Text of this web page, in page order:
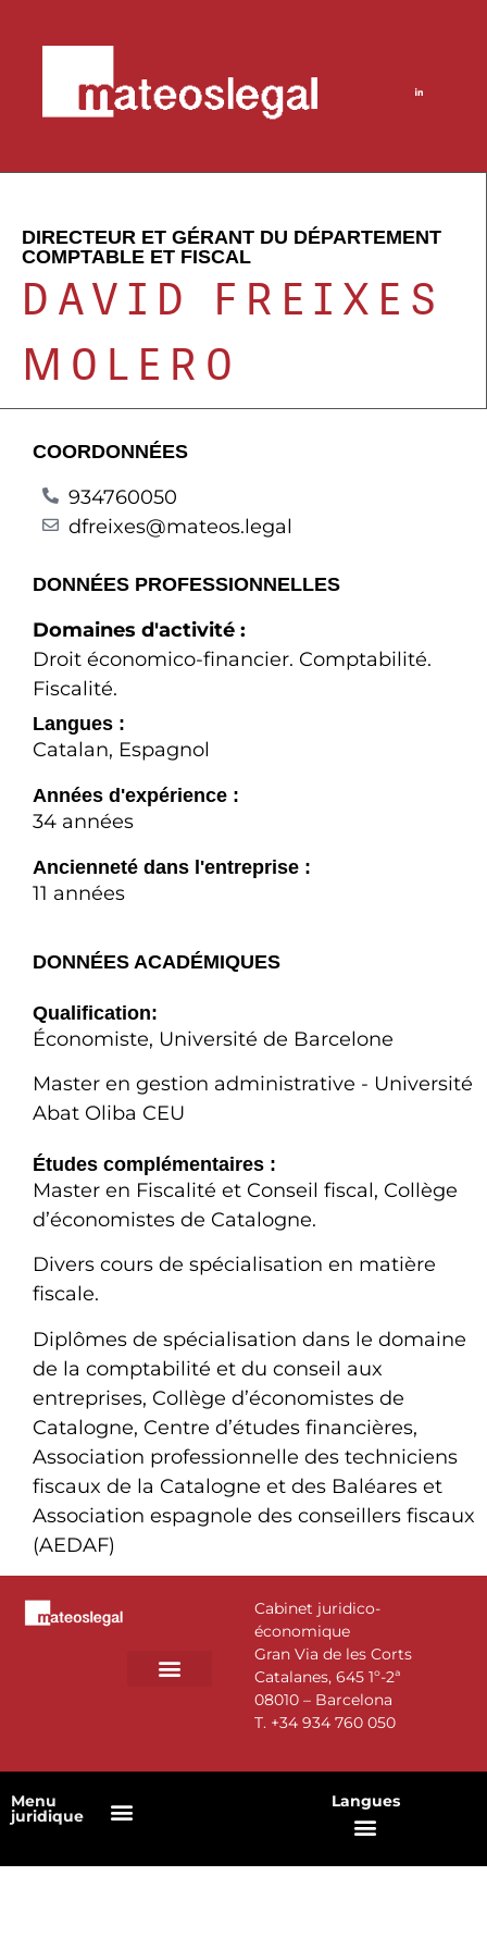
DIRECTEUR ET GÉRANT DU DÉPARTEMENT
COMPTABLE ET FISCAL
DAVID FREIXES
MOLERO
COORDONNÉES
934760050
dfreixes@mateos.legal
DONNÉES PROFESSIONNELLES
Domaines d'activité :
Droit économico-financier. Comptabilité.
Fiscalité.
Langues :
Catalan, Espagnol
Années d'expérience :
34 années
Ancienneté dans l'entreprise :
11 années
DONNÉES ACADÉMIQUES
Qualification:
Économiste, Université de Barcelone
Master en gestion administrative - Université
Abat Oliba CEU
Études complémentaires :
Master en Fiscalité et Conseil fiscal, Collège
d’économistes de Catalogne.
Divers cours de spécialisation en matière
fiscale.​
Diplômes de spécialisation dans le domaine
de la comptabilité et du conseil aux
entreprises, Collège d’économistes de
Catalogne, Centre d’études financières,
Association professionnelle des techniciens
fiscaux de la Catalogne et des Baléares et
Association espagnole des conseillers fiscaux
(AEDAF)
Cabinet juridico-
économique
Gran Via de les Corts
Catalanes, 645 1º-2ª
08010 – Barcelona
T. +34 934 760 050
Menu
juridique
Langues